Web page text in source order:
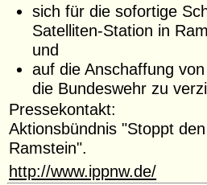
sich für die sofortige
Satelliten-Station in
und
auf die Anschaffung
die Bundeswehr zu
Pressekontakt:
Aktionsbündnis "Stoppt
Ramstein".
http://www.ippnw.de/